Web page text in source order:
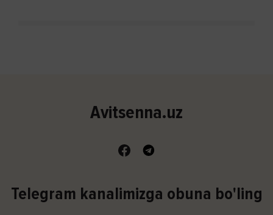
Avitsenna.uz
Telegram kanalimizga obuna bo'ling